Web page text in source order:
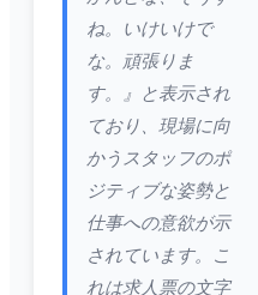
ね。いけいけで
な。頑張りま
す。』と表示され
ており、現場に向
かうスタッフのポ
ジティブな姿勢と
仕事への意欲が示
されています。こ
れは求人票の文字